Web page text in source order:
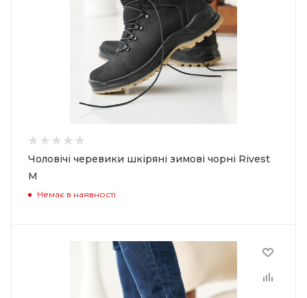
Чоловічі черевики шкіряні зимові чорні Rivest
M
Немає в наявності